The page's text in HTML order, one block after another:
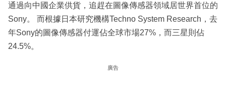
通過向中國企業供貨，追趕在圖像傳感器領域居世界首位的
Sony。 而根據日本研究機構Techno System Research，去
年Sony的圖像傳感器付運佔全球市場27%，而三星則佔
24.5%。
廣告